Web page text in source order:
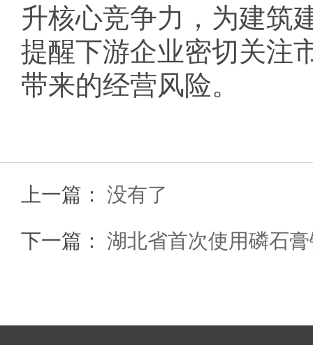
升核心竞争力，为建筑
提醒下游企业密切关注
带来的经营风险。
上一篇： 没有了
下一篇： 湖北省首次使用磷石